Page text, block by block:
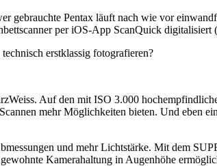
gebrauchte Pentax läuft nach wie vor
per iOS-App ScanQuick digitalisiert
erstklassig fotografieren?
Auf den mit ISO 3.000
mehr Möglichkeiten bieten. Und eben
und mehr Lichtstärke. Mit dem
Kamerahaltung in Augenhöhe